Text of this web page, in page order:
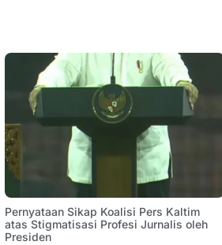
Pernyataan Sikap Koalisi Pers Kaltim
atas Stigmatisasi Profesi Jurnalis oleh
Presiden